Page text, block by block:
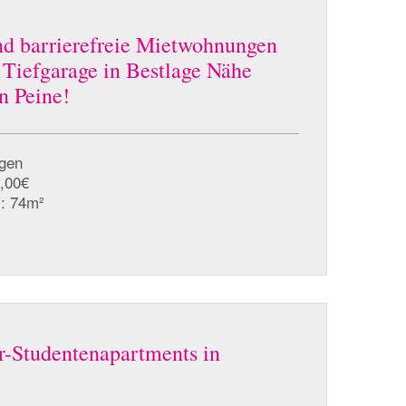
barrierefreie Mietwohnungen
in Bestlage Nähe
Peine!
74m²
in